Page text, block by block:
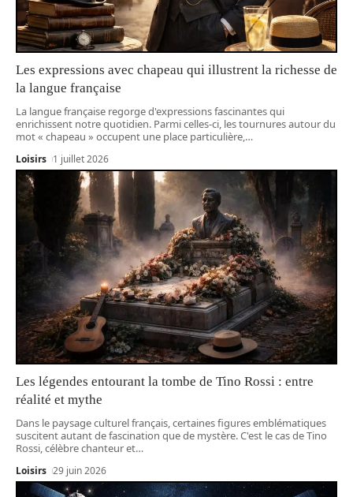
Les expressions avec chapeau qui illustrent la richesse de
la langue française
La langue française regorge d'expressions fascinantes qui
enrichissent notre quotidien. Parmi celles-ci, les tournures autour du
mot « chapeau » occupent une place particulière,…
Loisirs 1 juillet 2026
Les légendes entourant la tombe de Tino Rossi : entre
réalité et mythe
Dans le paysage culturel français, certaines figures emblématiques
suscitent autant de fascination que de mystère. C'est le cas de Tino
Rossi, célèbre chanteur et…
Loisirs 29 juin 2026